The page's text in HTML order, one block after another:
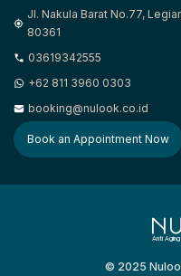
Jl. Nakula Barat No.77,
80361
03619342555
+62 811 3960 0303
booking@nulook.co.id
Book an Appointment Now
Anti
© 2025